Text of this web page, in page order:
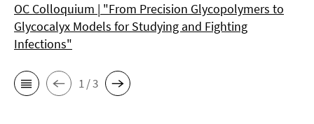
OC Colloquium | "From Precision Glycopolymers to
Glycocalyx Models for Studying and Fighting
Infections"
1 / 3